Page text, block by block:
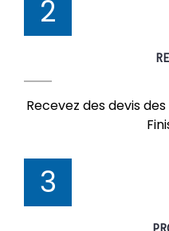
2
Recevez des devis des
3